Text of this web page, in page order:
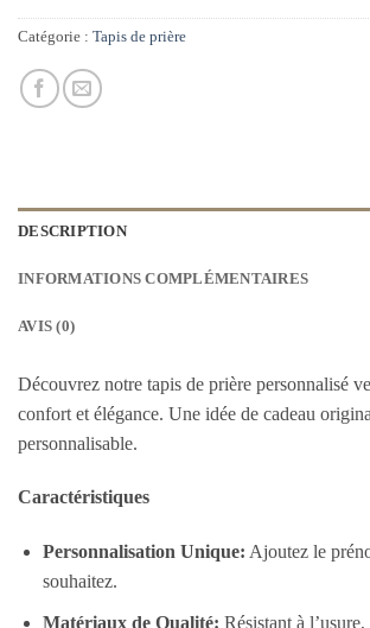
Catégorie : Tapis de prière
DESCRIPTION
INFORMATIONS COMPLÉMENTAIRES
AVIS (0)
Découvrez notre tapis de prière personnalisé
confort et élégance. Une idée de cadeau
personnalisable.
Caractéristiques
Personnalisation Unique: Ajoutez le
souhaitez.
Matériaux de Qualité: Résistant à